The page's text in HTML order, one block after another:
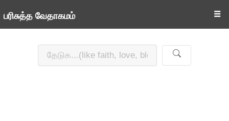
பரிசுத்த வேதாகமம் ☰